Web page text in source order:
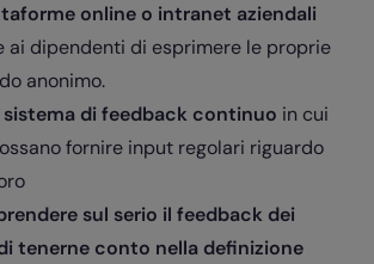
online o intranet aziendali
ai dipendenti di esprimere le proprie
anonimo.
di feedback continuo in cui
fornire input regolari riguardo
sul serio il feedback dei
tenerne conto nella definizione